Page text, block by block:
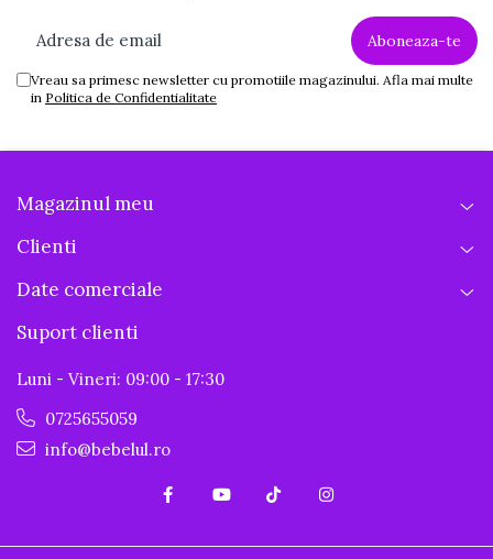
Vreau sa primesc newsletter cu promotiile magazinului. Afla mai multe
in Politica de Confidentialitate
Magazinul meu
Clienti
Date comerciale
Suport clienti
Luni - Vineri: 09:00 - 17:30
0725655059
info@bebelul.ro